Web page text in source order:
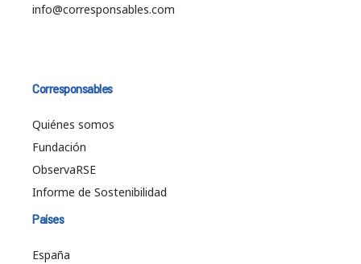
info@corresponsables.com
Corresponsables
Quiénes somos
Fundación
ObservaRSE
Informe de Sostenibilidad
Países
España